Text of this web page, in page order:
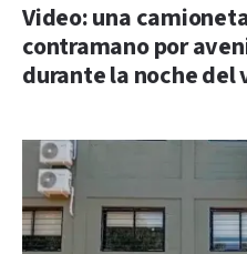
Video: una
contramano por
durante la noche del